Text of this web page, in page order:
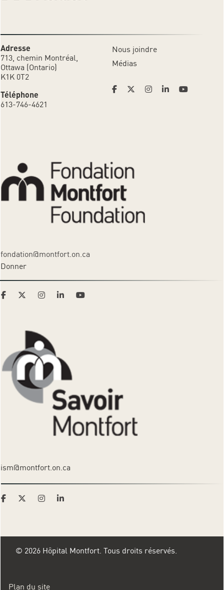
Adresse
713, chemin Montréal,
Ottawa (Ontario)
K1K 0T2
Téléphone
613-746-4621
Nous joindre
Médias
fondation@montfort.on.ca
Donner
ism@montfort.on.ca
© 2026 Hôpital Montfort. Tous droits réservés.
Plan du site